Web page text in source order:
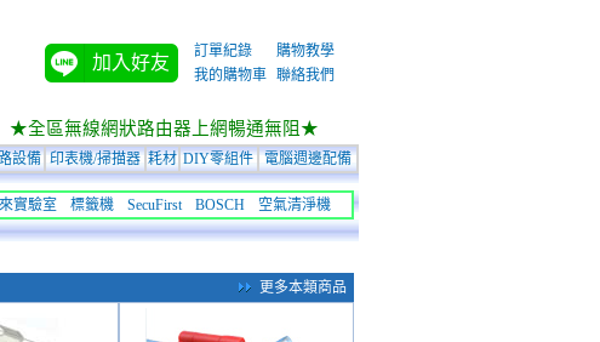
加入好友
訂單紀錄
購物教學
我的購物車
聯絡我們
★全區無線網狀路由器上網暢通無阻★
設備 印表機/掃描器 耗材 DIY零組件 電腦週邊配備
實驗室 標籤機 SecuFirst BOSCH 空氣清淨機
更多本類商品